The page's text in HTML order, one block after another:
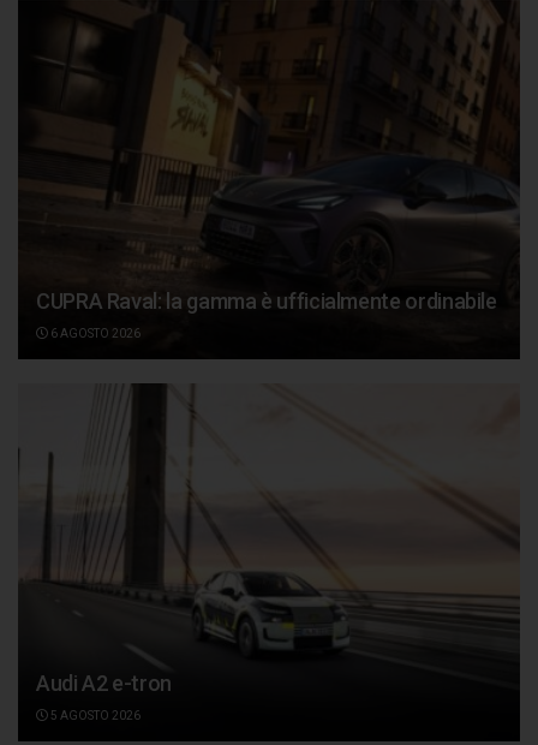
CUPRA Raval: la gamma è ufficialmente ordinabile
6 AGOSTO 2026
Audi A2 e-tron
5 AGOSTO 2026